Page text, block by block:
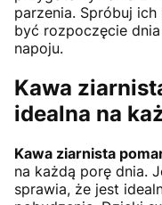
parzenia. Spróbuj
być rozpoczęcie
napoju.
Kawa
idealna na
Kawa ziarnista
na każdą porę dnia.
sprawia, że jest